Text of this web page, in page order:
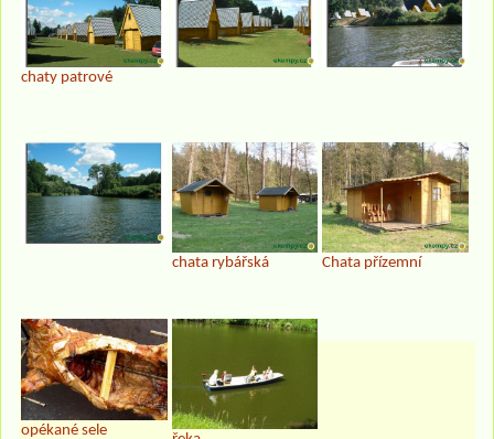
chaty patrové
chata rybářská Chata přízemní
opékané sele